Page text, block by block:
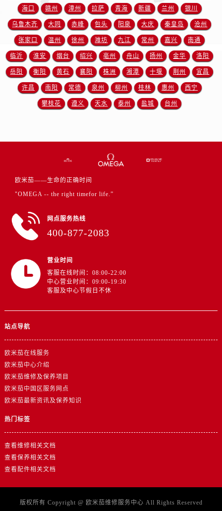
江苏省淮安市清江浦区淮海北路欧米茄售后服务中心（需提前预约）
江苏省连云港市海州区通灌北路欧米茄售后服务中心（需提前预约）
江苏省南京市秦淮区中山南路1号南京中心22层22-C1-C3室欧米茄售后服务中心（需提前预约）
江苏省宿迁市宿城区西湖路欧米茄售后服务中心（需提前预约）
江苏省泰州市海陵区永定东路399号置地商务中心东塔（华润万象城）17层1706室欧米茄售后服务中心（需提前预约）
江苏省徐州市鼓楼区淮海东路29号苏宁广场IFC国际金融中心35层3508室欧米茄售后服务中心（需提前预约）
江苏省盐城市盐都区世纪大道5号盐城金融城写字楼1号楼16层1604室欧米茄售后服务中心（需提前预约）
山东省莱芜市文化南路8号银座商城名表维修一楼名表维修欧米茄售后服务中心（需提前预约）
海口 赣州 漳州 拉萨 青海 新疆 兰州 银川
乌鲁木齐 大同 赤峰 包头 阳泉 大庆 秦皇岛 沧州
张家口 温州 徐州 潍坊 九江 常州 嘉兴 南通
临沂 淮安 烟台 绍兴 亳州 舟山 扬州 金华 洛阳
岳阳 衡阳 黄石 襄阳 株洲 湘潭 十堰 荆州 宜昌
许昌 南阳 常德 泉州 柳州 桂林 惠州 西宁
攀枝花 遵义 天水 泰州 盐城 台州
欧米茄——生命的正确时间
"OMEGA -- the right timefor life.”
网点服务热线
400-877-2083
营业时间
客服在线时间：08:00-22:00
中心营业时间：09:00-19:30
客服及中心节假日不休
站点导航
欧米茄在线服务
欧米茄中心介绍
欧米茄维修及保养项目
欧米茄中国区服务网点
欧米茄最新资讯及保养知识
热门标签
查看维修相关文档
查看保养相关文档
查看配件相关文档
版权所有 Copyright @ 欧米茄维修服务中心 All Rights Reserved